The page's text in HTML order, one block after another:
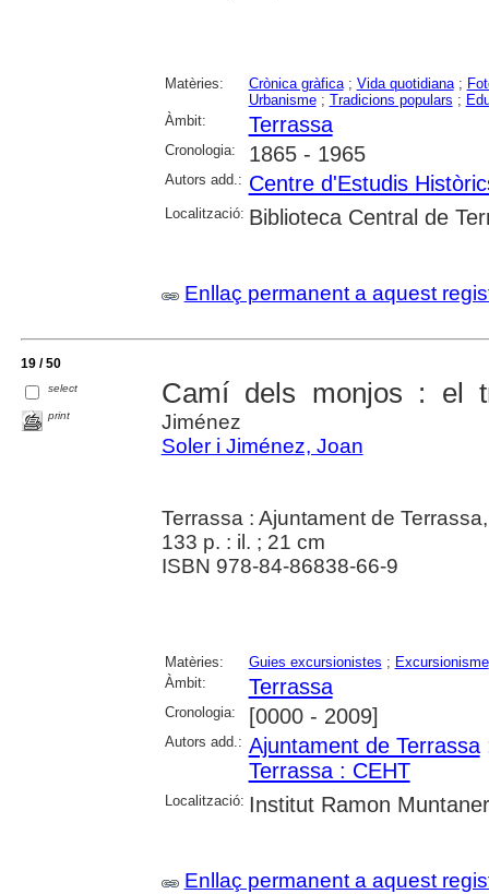
Matèries: Crònica gràfica; Vida quotidiana;
Urbanisme; Tradicions populars ;
Àmbit:
Terrassa
Cronologia: 1865 - 1965
Autors add.: Centre d'Estudis
Localització: Biblioteca Central de
Enllaç permanent a aquest
19 / 50
select
print
Camí dels monjos : el
Jiménez
Soler i Jiménez, Joan
Terrassa : Ajuntament de
133 p. : il. ; 21 cm
ISBN 978-84-86838-66-9
Matèries: Guies excursionistes ; Excursionisme
Àmbit:
Terrassa
Cronologia: [0000 - 2009]
Autors add.: Ajuntament de Terrassa
Terrassa : CEHT
Localització: Institut Ramon
Enllaç permanent a aquest